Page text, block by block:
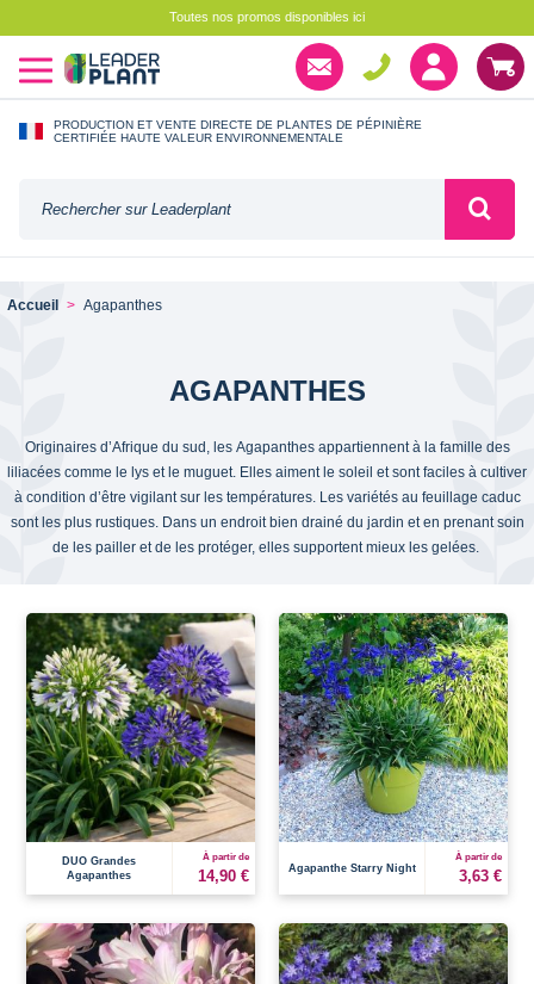
Toutes nos promos disponibles ici
PRODUCTION ET VENTE DIRECTE DE PLANTES DE PÉPINIÈRE
CERTIFIÉE HAUTE VALEUR ENVIRONNEMENTALE
Accueil Agapanthes
AGAPANTHES
Originaires d’Afrique du sud, les Agapanthes appartiennent à la famille des
liliacées comme le lys et le muguet. Elles aiment le soleil et sont faciles à cultiver
à condition d’être vigilant sur les températures. Les variétés au feuillage caduc
sont les plus rustiques. Dans un endroit bien drainé du jardin et en prenant soin
de les pailler et de les protéger, elles supportent mieux les gelées.
DUO Grandes
Agapanthes
À partir de
14,90 € Agapanthe Starry Night
À partir de
3,63 €